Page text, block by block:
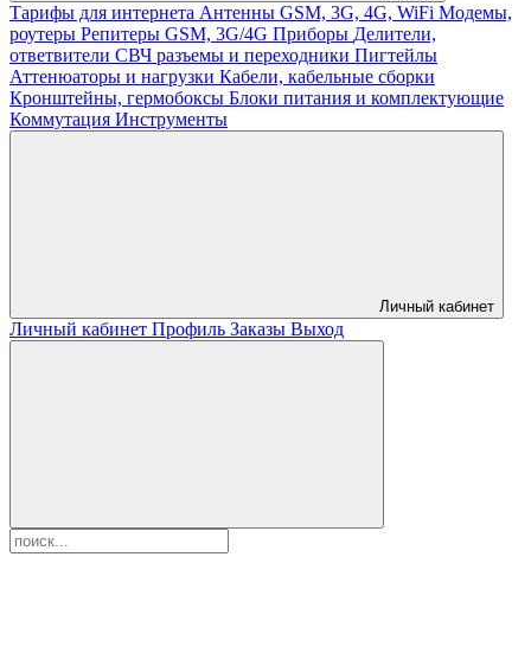
Тарифы для интернета Антенны GSM, 3G, 4G, WiFi Модемы,
роутеры Репитеры GSM, 3G/4G Приборы Делители,
ответвители СВЧ разъемы и переходники Пигтейлы
Аттенюаторы и нагрузки Кабели, кабельные сборки
Кронштейны, гермобоксы Блоки питания и комплектующие
Коммутация Инструменты
Личный кабинет
Личный кабинет Профиль Заказы Выход